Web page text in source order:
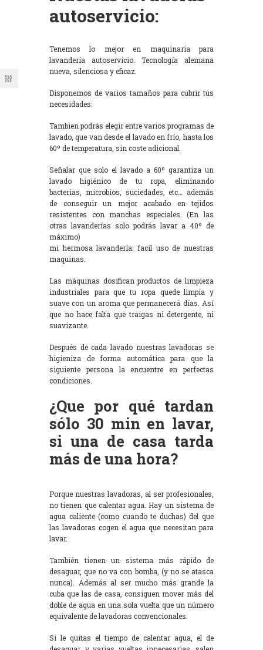
autoservicio:
Tenemos lo mejor en maquinaria para
lavandería autoservicio. Tecnología alemana
nueva, silenciosa y eficaz.
Disponemos de varios tamaños para cubrir tus
necesidades:
Tambien podrás elegir entre varios programas de
lavado, que van desde el lavado en frío, hasta los
60º de temperatura, sin coste adicional.
Señalar que solo el lavado a 60º garantiza un
lavado higiénico de tu ropa, eliminando
bacterias, microbios, suciedades, etc… además
de conseguir un mejor acabado en tejidos
resistentes con manchas especiales. (En las
otras lavanderías solo podrás lavar a 40º de
máximo)
mi hermosa lavandería: facil uso de nuestras
maquinas.
Las máquinas dosifican productos de limpieza
industriales para que tu ropa quede limpia y
suave con un aroma que permanecerá días. Así
que no hace falta que traigas ni detergente, ni
suavizante.
Después de cada lavado nuestras lavadoras se
higieniza de forma automática para que la
siguiente persona la encuentre en perfectas
condiciones.
¿Que por qué tardan
sólo 30 min en lavar,
si una de casa tarda
más de una hora?
Porque nuestras lavadoras, al ser profesionales,
no tienen que calentar agua. Hay un sistema de
agua caliente (como cuando te duchas) del que
las lavadoras cogen el agua que necesitan para
lavar.
También tienen un sistema más rápido de
desaguar, que no va con bomba, (y no se atasca
nunca). Además al ser mucho más grande la
cuba que las de casa, consiguen mover más del
doble de agua en una sola vuelta que un número
equivalente de lavadoras convencionales.
Si le quitas el tiempo de calentar agua, el de